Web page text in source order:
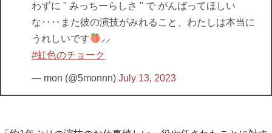
わずに " みっちーらしさ " で がんばってほしい
な‥‥また彼の演技がみれること、わたしは本当に
うれしいです
⸝⸝
#虹色のチョーク
— mon (@5monnn) July 13, 2023